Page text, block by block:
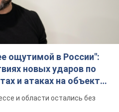
ощутимой в России":
новых ударов по
и атаках на объекты
и области остались без